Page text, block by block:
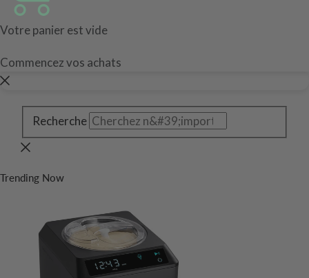
Votre panier est vide
Commencez vos achats
Recherche
Trending Now